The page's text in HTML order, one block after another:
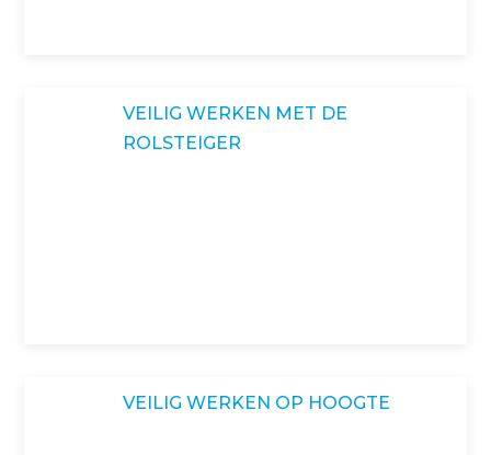
VEILIG WERKEN MET DE
ROLSTEIGER
VEILIG WERKEN OP HOOGTE